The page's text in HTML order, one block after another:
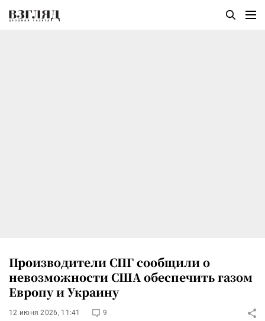
Производители СПГ сообщили о
невозможности США обеспечить газом
Европу и Украину
12 июня 2026, 11:41 9